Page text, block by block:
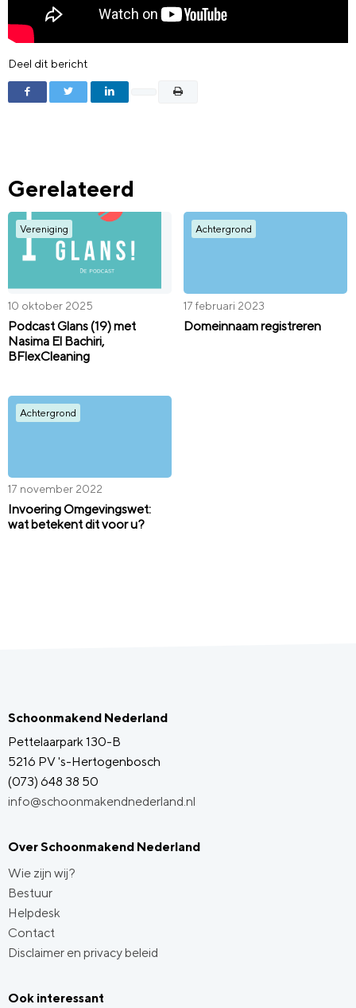
Deel dit bericht
Gerelateerd
Vereniging
10 oktober 2025
Podcast Glans (19) met
Nasima El Bachiri,
BFlexCleaning
Achtergrond
17 februari 2023
Domeinnaam registreren
Achtergrond
17 november 2022
Invoering Omgevingswet:
wat betekent dit voor u?
Schoonmakend Nederland
Pettelaarpark 130-B
5216 PV 's-Hertogenbosch
(073) 648 38 50
info@schoonmakendnederland.nl
Over Schoonmakend Nederland
Wie zijn wij?
Bestuur
Helpdesk
Contact
Disclaimer en privacy beleid
Ook interessant